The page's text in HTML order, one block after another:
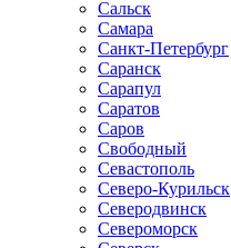
Сальск
Самара
Санкт-Петербург
Саранск
Сарапул
Саратов
Саров
Свободный
Севастополь
Северо-Курильск
Северодвинск
Североморск